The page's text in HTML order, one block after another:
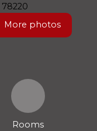
More photos
Rooms